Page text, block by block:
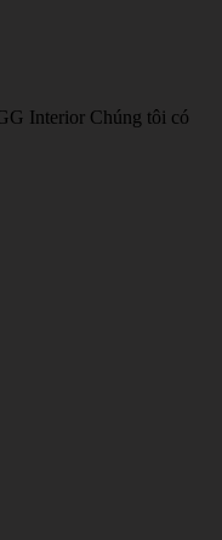
Interior Chúng tôi có